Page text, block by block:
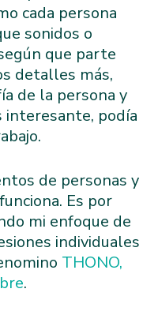
cada persona
sonidos o
que parte
detalles más,
de la persona y
interesante, podía
de personas y
Es por
mi enfoque de
individuales
THONO,
.